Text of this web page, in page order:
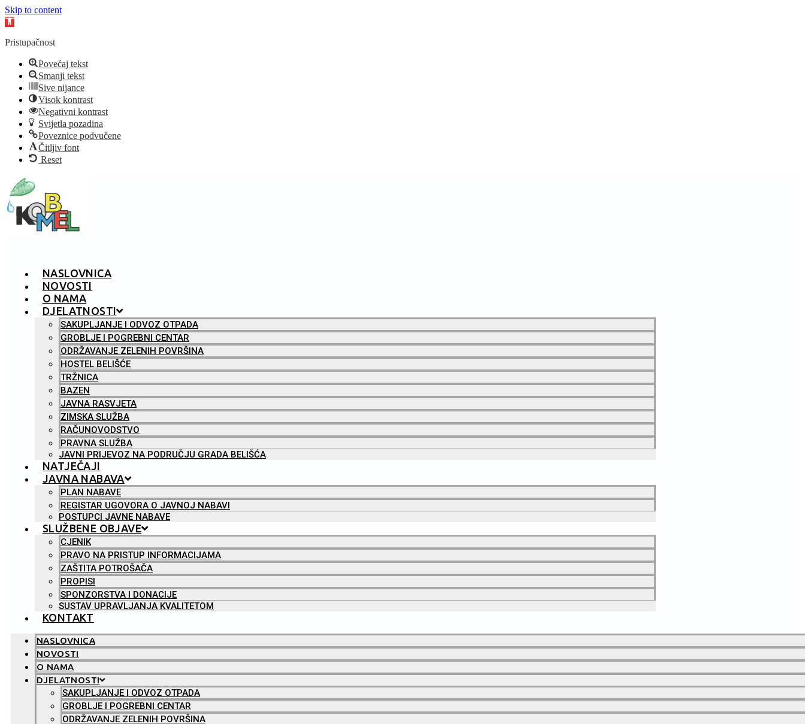
Skip to content
Open
Pristupačnost
Povećaj tekst
Smanji tekst
Sive nijance
Visok kontrast
Negativni kontrast
Svijetla pozadina
Poveznice podvučene
Čitljiv font
Reset
NASLOVNICA
NOVOSTI
O NAMA
DJELATNOSTI
SAKUPLJANJE I ODVOZ OTPADA
GROBLJE I POGREBNI CENTAR
ODRŽAVANJE ZELENIH POVRŠINA
HOSTEL BELIŠĆE
TRŽNICA
BAZEN
JAVNA RASVJETA
ZIMSKA SLUŽBA
RAČUNOVODSTVO
PRAVNA SLUŽBA
JAVNI PRIJEVOZ NA PODRUČJU GRADA BELIŠĆA
NATJEČAJI
JAVNA NABAVA
PLAN NABAVE
REGISTAR UGOVORA O JAVNOJ NABAVI
POSTUPCI JAVNE NABAVE
SLUŽBENE OBJAVE
CJENIK
PRAVO NA PRISTUP INFORMACIJAMA
ZAŠTITA POTROŠAČA
PROPISI
SPONZORSTVA I DONACIJE
SUSTAV UPRAVLJANJA KVALITETOM
KONTAKT
NASLOVNICA
NOVOSTI
O NAMA
DJELATNOSTI
SAKUPLJANJE I ODVOZ OTPADA
GROBLJE I POGREBNI CENTAR
ODRŽAVANJE ZELENIH POVRŠINA